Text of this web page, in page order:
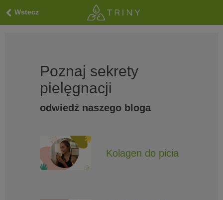
Wstecz
Poznaj sekrety
pielęgnacji
odwiedź naszego bloga
Kolagen do picia